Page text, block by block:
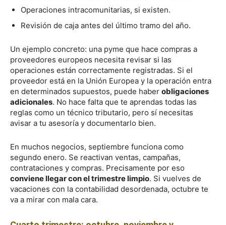
Operaciones intracomunitarias, si existen.
Revisión de caja antes del último tramo del año.
Un ejemplo concreto: una pyme que hace compras a
proveedores europeos necesita revisar si las
operaciones están correctamente registradas. Si el
proveedor está en la Unión Europea y la operación entra
en determinados supuestos, puede haber obligaciones
adicionales. No hace falta que te aprendas todas las
reglas como un técnico tributario, pero sí necesitas
avisar a tu asesoría y documentarlo bien.
En muchos negocios, septiembre funciona como
segundo enero. Se reactivan ventas, campañas,
contrataciones y compras. Precisamente por eso
conviene llegar con el trimestre limpio. Si vuelves de
vacaciones con la contabilidad desordenada, octubre te
va a mirar con mala cara.